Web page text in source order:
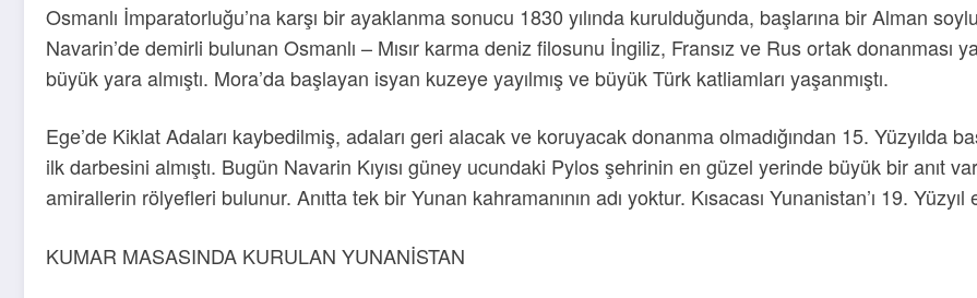
Osmanlı İmparatorluğu’na karşı bir ayaklanma sonucu 1830 yılında kurulduğunda, başlarına bir Alman
Navarin’de demirli bulunan Osmanlı – Mısır karma deniz filosunu İngiliz, Fransız ve Rus ortak donanması
büyük yara almıştı. Mora’da başlayan isyan kuzeye yayılmış ve büyük Türk katliamları yaşanmıştı.
Ege’de Kiklat Adaları kaybedilmiş, adaları geri alacak ve koruyacak donanma olmadığından 15. Yüzyılda
ilk darbesini almıştı. Bugün Navarin Kıyısı güney ucundaki Pylos şehrinin en güzel yerinde büyük bir anıt
amirallerin rölyefleri bulunur. Anıtta tek bir Yunan kahramanının adı yoktur. Kısacası Yunanistan’ı 19.
KUMAR MASASINDA KURULAN YUNANİSTAN